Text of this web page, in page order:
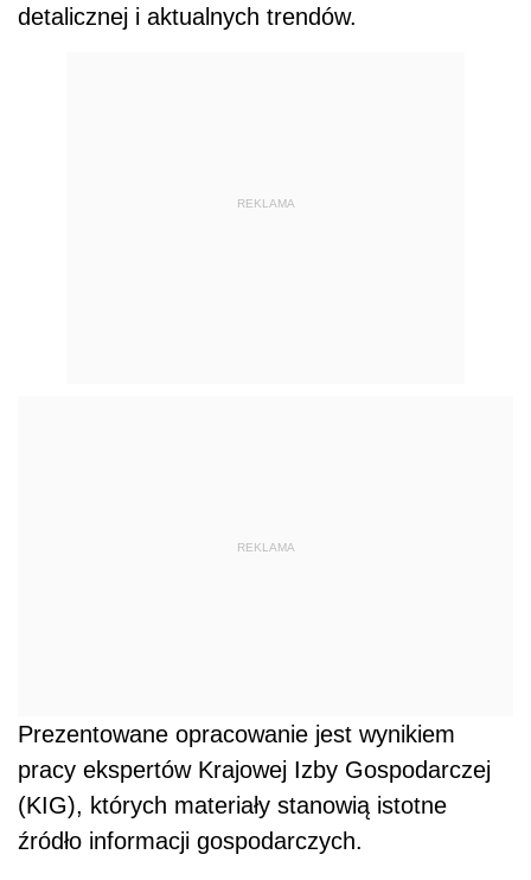
detalicznej i aktualnych trendów.
REKLAMA
REKLAMA
Prezentowane opracowanie jest wynikiem
pracy ekspertów Krajowej Izby Gospodarczej
(KIG), których materiały stanowią istotne
źródło informacji gospodarczych.